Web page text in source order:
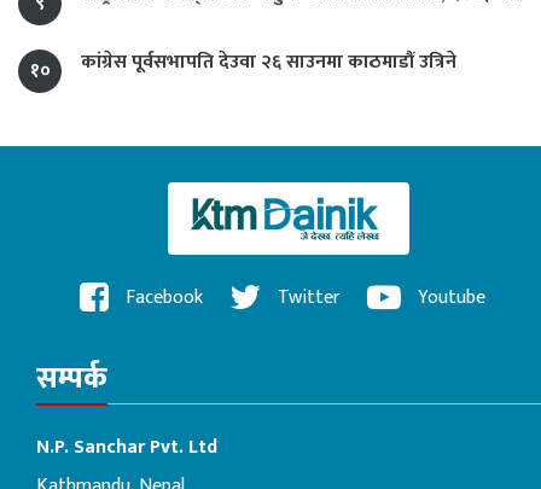
१० कांग्रेस पूर्वसभापति देउवा २६ साउनमा काठमाडौं उत्रिने
Facebook Twitter Youtube
सम्पर्क
N.P. Sanchar Pvt. Ltd